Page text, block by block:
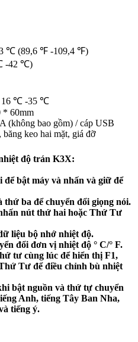
℃ (89,6 ℉ -109,4 ℉)
-42 ℃)
16 ℃ -35 ℃
* 60mm
(không bao gồm) / cáp USB
keo hai mặt, giá đỡ
độ trán K3X:
bật máy và nhấn và giữ để
ba để chuyển đổi giọng nói.
nút thứ hai hoặc Thứ Tư
liệu bộ nhớ nhiệt độ.
đổi đơn vị nhiệt độ ° C/° F.
tư cùng lúc để hiển thị F1,
Tư để điều chỉnh bù nhiệt
bật nguồn và thứ tự chuyển
Anh, tiếng Tây Ban Nha,
tiếng ý.